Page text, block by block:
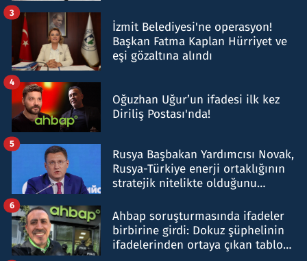
İzmit Belediyesi'ne operasyon!
Başkan Fatma Kaplan Hürriyet ve
eşi gözaltına alındı
3
Oğuzhan Uğur’un ifadesi ilk kez
Diriliş Postası'nda!
4
Rusya Başbakan Yardımcısı Novak,
Rusya-Türkiye enerji ortaklığının
stratejik nitelikte olduğunu
5
Ahbap soruşturmasında ifadeler
birbirine girdi: Dokuz şüphelinin
ifadelerinden ortaya çıkan tablo
6